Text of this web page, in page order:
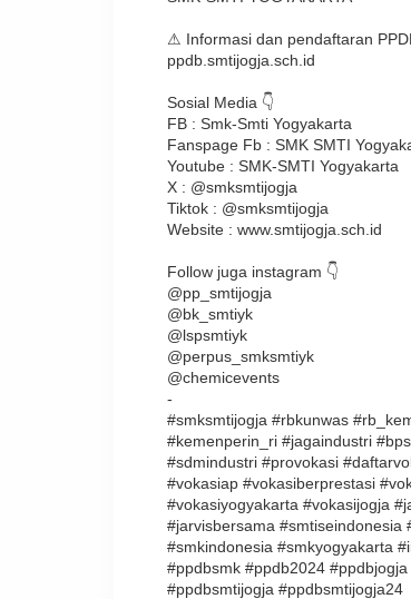
⚠ Informasi dan pendaftaran
ppdb.smtijogja.sch.id
Sosial Media 👇
FB : Smk-Smti Yogyakarta
Fanspage Fb : SMK SMTI
Youtube : SMK-SMTI Yogyakarta
X : @smksmtijogja
Tiktok : @smksmtijogja
Website : www.smtijogja.sch.id
Follow juga instagram 👇
@pp_smtijogja
@bk_smtiyk
@lspsmtiyk
@perpus_smksmtiyk
@chemicevents
-
#smksmtijogja #rbkunwas
#kemenperin_ri #jagaindustri
#sdmindustri #provokasi
#vokasiap #vokasiberprestasi
#vokasiyogyakarta #vokasijogja
#jarvisbersama #smtiseindonesia
#smkindonesia #smkyogyakarta
#ppdbsmk #ppdb2024
#ppdbsmtijogja #ppdbsmtijogja24